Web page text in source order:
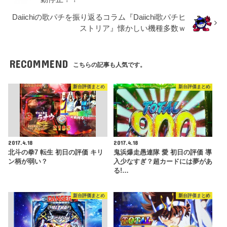
Daiichiの歌パチを振り返るコラム『Daiichi歌パチヒ
ストリア』懐かしい機種多数ｗ
RECOMMEND こちらの記事も人気です。
新台評価まとめ
2017.4.18
北斗の拳7 転生 初日の評価 キリ
ン柄が弱い？
新台評価まとめ
2017.4.18
鬼浜爆走愚連隊 愛 初日の評価 導
入少なすぎ？超カードには夢があ
る!…
新台評価まとめ 新台評価まとめ